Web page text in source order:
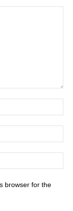
browser for the